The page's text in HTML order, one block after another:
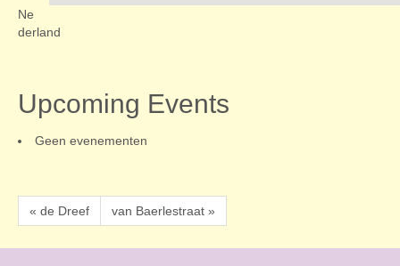
Ne
derland
Upcoming Events
Geen evenementen
« de Dreef van Baerlestraat »